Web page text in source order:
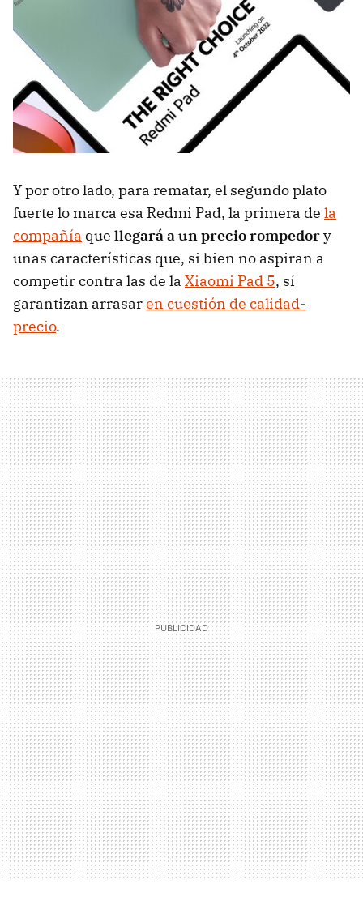
Y por otro lado, para rematar, el segundo plato
fuerte lo marca esa Redmi Pad, la primera de la
compañía que llegará a un precio rompedory
unas características que, si bien no aspiran a
competir contra las de la Xiaomi Pad 5, sí
garantizan arrasaren cuestión de calidad-
precio.